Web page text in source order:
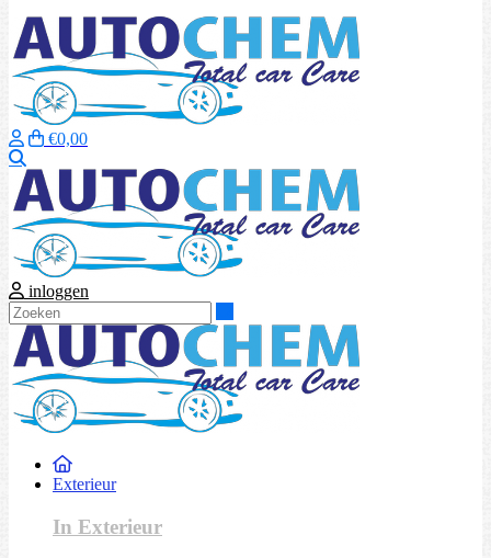
€0,00
inloggen
Exterieur
In Exterieur